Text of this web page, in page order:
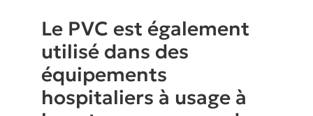
Le PVC est également
utilisé dans des
équipements
hospitaliers à usage à